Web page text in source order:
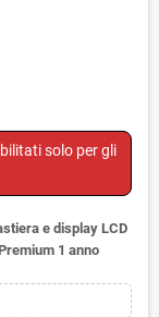
solo per gli
e display LCD
1 anno